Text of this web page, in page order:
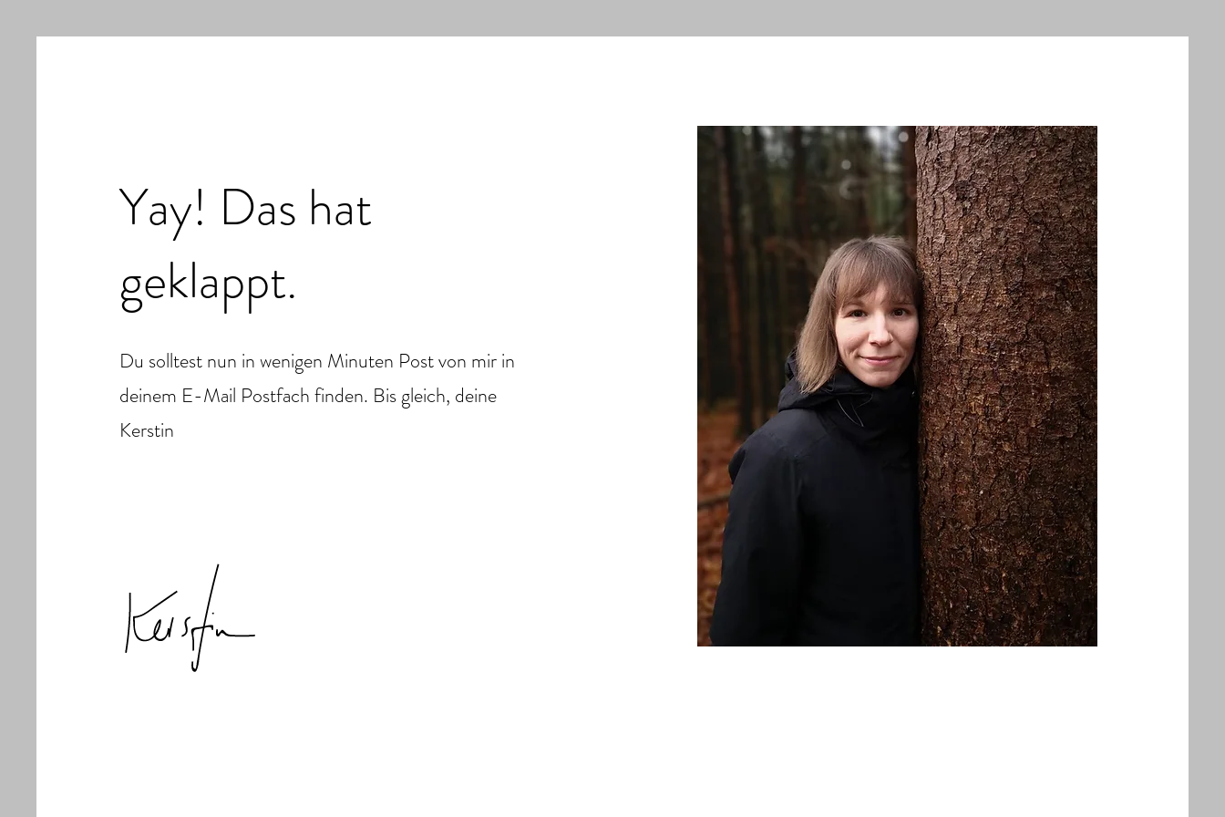
Yay! Das hat
geklappt.
Du solltest nun in wenigen Minuten Post von mir in
deinem E-Mail Postfach finden. Bis gleich, deine
Kerstin